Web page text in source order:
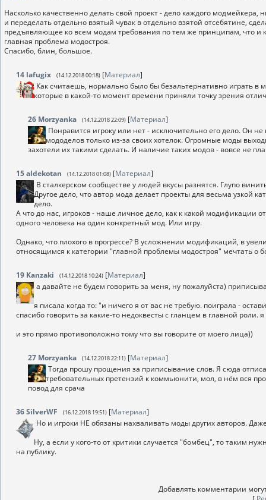
Насколько качественно делать свой проект - дело каждого модмейкера,
и переделать отдельно взятый чувак в отдельно взятой отсебятине,
предъявляющее ко всем модам требования по тем же принципам, что и
главная проблема модостроя.
Спасибо, блин, большое.
14 lafugix (14.12.2018 00:18) [Материал]
Как считаешь, нормально было бы безальтернативно играть
которые в какой-то момент времени приняли точку зрения
26 Morzyanka (14.12.2018 22:09) [Материал]
Понравится игроку или нет - исключительно его дело. Он
мододелов только из-за своих хотелок. Огромные моды
захотели их такими сделать. И наличие таких модов - вовсе не
15aldekotan (14.12.2018 01:08) [Материал]
В сталкерском сообществе у людей вкусы разнятся. Глупо
Другое дело, что автор мода делает проекты для весьма узкой
дело.
А что до нас, игроков - наше личное дело, как к какой модификации
одного человека на один конкретный мод. Или игру.
Однако, что плохого в прогрессе? В усложнении модификаций, в
относящимся к категории "главной проблемы модостроя" мечтать о
19 Kanzaki (14.12.2018 10:24) [Материал]
а давайте не будем говорить за меня, ну пожалуйста)
я писала когда то: "и ничего я от вас не требую. поиграла -
спасибо говорить за какие-то недоквесты с гланцем в главной
и это прямо противоположно тому что вы говорите от моего лица))
27 Morzyanka (14.12.2018 22:11) [Материал]
Тогда прошу прощения за приписывание слов. Я сюда
требовательных претензий к коммьюнити, мол, в нём вся
повод для срача
36SilverWF (16.12.2018 19:51) [Материал]
Но и игроки НЕ обязаны нахваливать моды других авторов.
Ну, а если у кого-то от критики случается "бомбец", то таким
на публику.
Добавлять комментарии